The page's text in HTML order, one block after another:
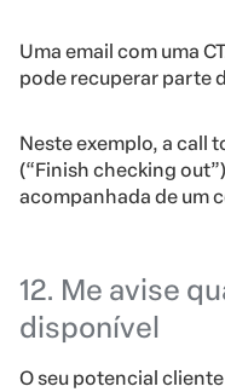
Uma email com uma
pode recuperar parte
Neste exemplo, a call
(“Finish checking
acompanhada de um
12. Me avise
disponível
O seu potencial